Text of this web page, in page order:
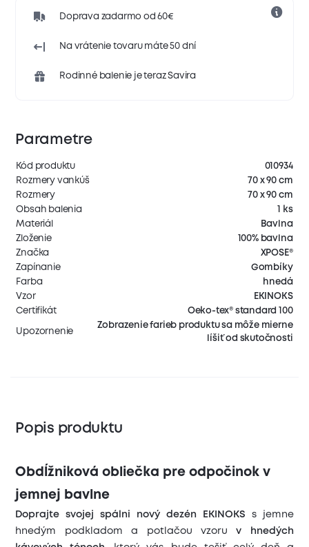
Doprava zadarmo od 60€
Na vrátenie tovaru máte 50 dní
Rodinné balenie je teraz Savira
Parametre
Kód produktu
010934
Rozmery vankúš
70 x 90 cm
Rozmery
70 x 90 cm
Obsah balenia
1 ks
Materiál
Bavlna
Zloženie
100% bavlna
Značka
XPOSE®
Zapínanie
Gombíky
Farba
hnedá
Vzor
EKINOKS
Certifikát
Oeko-tex® standard 100
Upozornenie
Zobrazenie farieb produktu sa môže mierne
líšiť od skutočnosti
Popis produktu
Obdĺžniková obliečka pre odpočinok v
jemnej bavlne
Doprajte svojej spálni nový dezén EKINOKS s jemne
hnedým podkladom a potlačou vzoruv hnedých